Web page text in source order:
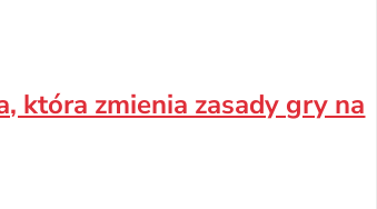
która zmienia zasady gry na